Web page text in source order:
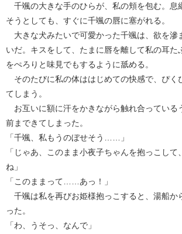
千颯の大きな手のひらが、私の頬を包む。息
そうとしても、すぐに千颯の唇に塞がれる。
大きな犬みたいで可愛かった千颯は、欲を滲
いだ。キスをして、たまに唇を離して私の耳た
をぺろりと味見でもするように舐める。
そのたびに私の体ははじめての快感で、ぴく
てしまう。
お互いに額に汗をかきながら触れ合っている
前まできてしまった。
「千颯、私もうのぼせそう……」
「じゃあ、このまま小夜子ちゃんを抱っこして
ね」
「このままって……あっ！」
千颯は私を再びお姫様抱っこすると、湯船か
った。
「わ、うそっ、なんで」